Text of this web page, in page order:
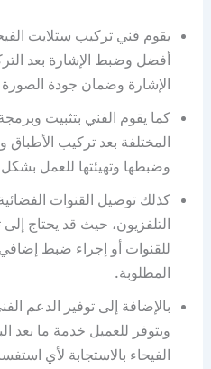
يقوم فني تركيب ستلايت
أفضل وضبط الإشارة بعد
الإشارة وضمان جودة
كما يقوم الفني بتثبيت
المختلفة بعد تركيب الأطباق
وضبطها وتهيئتها للعمل
كذلك توصيل القنوات
التلفزيون، حيث قد يحتاج إلى
للقنوات أو إجراء ضبط
المطلوبة.
بالإضافة إلى توفير الدعم
ويتوفر للعميل خدمة ما بعد
الفيحاء بالاستجابة لأي